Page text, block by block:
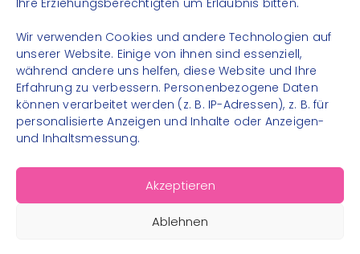
Ihre Erziehungsberechtigten um Erlaubnis bitten.
Wir verwenden Cookies und andere Technologien auf
unserer Website. Einige von ihnen sind essenziell,
während andere uns helfen, diese Website und Ihre
Erfahrung zu verbessern. Personenbezogene Daten
können verarbeitet werden (z. B. IP-Adressen), z. B. für
personalisierte Anzeigen und Inhalte oder Anzeigen-
und Inhaltsmessung.
Akzeptieren
Ablehnen
Impressum
Kontakt
FOLGE UNS
Instagram
Facebook
© 2026 – Bewegungsland Steiermark gGmbH - Alle